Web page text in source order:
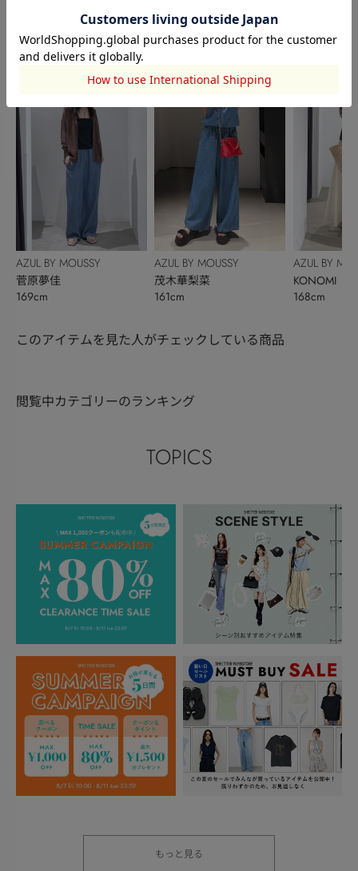
AZUL BY MOUSSY
棟方 咲桜
168cm
AZUL BY MOUSSY
菅原夢佳
169cm
AZUL BY MOUSSY
棟方 咲桜
AZUL BY MOUSSY
茂木華梨菜
161cm
蓮沼芽衣子
AZUL BY
KONOMI
168cm
このアイテムを見た人がチェックしている商品
閲覧中カテゴリーのランキング
TOPICS
もっと見る